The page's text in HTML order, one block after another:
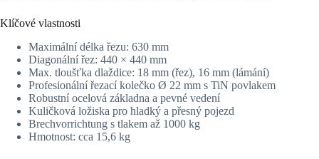
Klíčové vlastnosti
Maximální délka řezu: 630 mm
Diagonální řez: 440 × 440 mm
Max. tloušťka dlaždice: 18 mm (řez), 16 mm (lámání)
Profesionální řezací kolečko Ø 22 mm s TiN povlakem
Robustní ocelová základna a pevné vedení
Kuličková ložiska pro hladký a přesný pojezd
Brechvorrichtung s tlakem až 1000 kg
Hmotnost: cca 15,6 kg